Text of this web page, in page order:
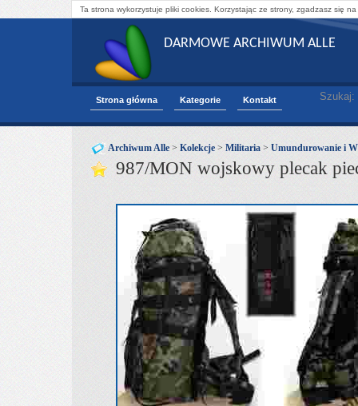
Ta strona wykorzystuje pliki cookies. Korzystając ze strony, zgadzasz się
DARMOWE ARCHIWUM ALLE
Strona główna Kategorie Kontakt Szukaj:
Archiwum Alle > Kolekcje > Militaria > Umundurowanie i
987/MON wojskowy plecak